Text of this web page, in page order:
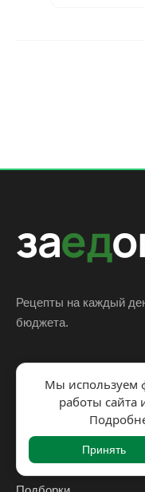
Мы используем
работы сайта
Принять
заед
Рецепты на каждый
бюджета.
Рецепты
Кухни мира
Ингредиенты